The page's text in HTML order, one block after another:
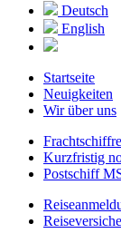
Deutsch
English
Startseite
Neuigkeiten
Wir über uns
Kurzfristig
Postschiff